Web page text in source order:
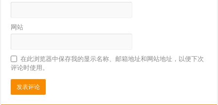
网站
在此浏览器中保存我的显示名称、邮箱地址和网站地址，以便下次
评论时使用。